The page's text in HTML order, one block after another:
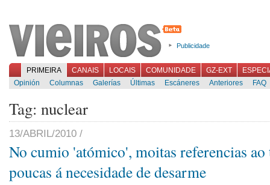
Publicidade
PRIMEIRA CANAIS LOCAIS COMUNIDADE GZ-EXT
Opinión
Columnas Galerías Últimas Escáneres Anteriores FAQ
Tag: nuclear
13/ABRIL/2010 /
No cumio 'atómico', moitas referencias
poucas á necesidade de desarme